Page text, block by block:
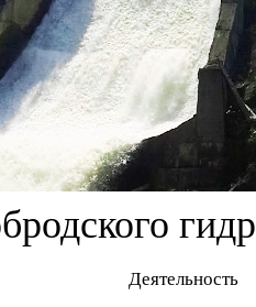
Деятельность